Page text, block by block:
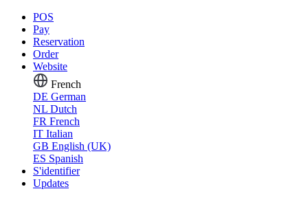
POS
Pay
Reservation
Order
Website
French
DE German
NL Dutch
FR French
IT Italian
GB English (UK)
ES Spanish
S'identifier
Updates